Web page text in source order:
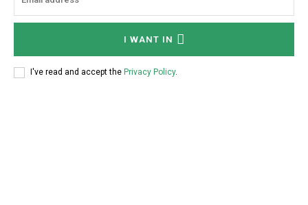
I WANT IN
I've read and accept the Privacy Policy.